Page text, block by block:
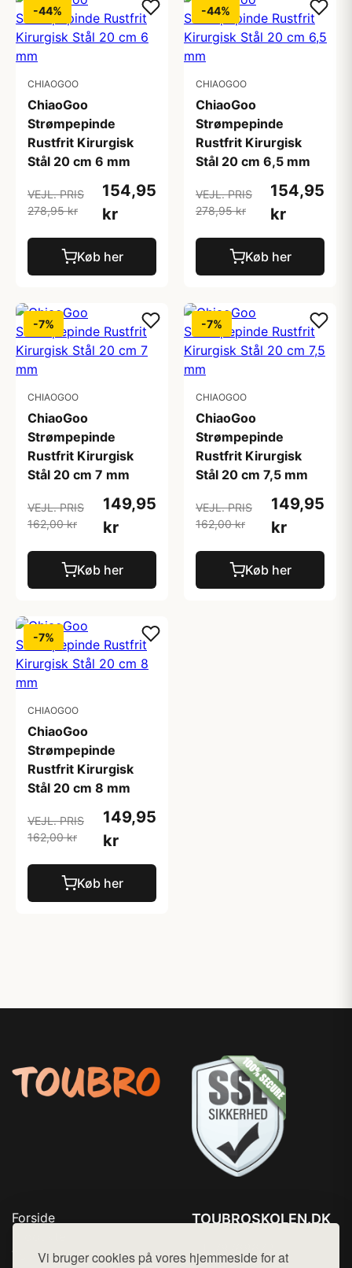
Vi bruger cookies på vores hjemmeside for at
-44%
CHIAOGOO
ChiaoGoo
Strømpepinde
Rustfrit Kirurgisk
Stål 20 cm 6 mm
VEJL. PRIS
278,95 kr
154,95
kr
Køb her
-44%
CHIAOGOO
ChiaoGoo
Strømpepinde
Rustfrit Kirurgisk
Stål 20 cm 6,5 mm
VEJL. PRIS
278,95 kr
154,95
kr
Køb her
-7%
CHIAOGOO
ChiaoGoo
Strømpepinde
Rustfrit Kirurgisk
Stål 20 cm 7 mm
VEJL. PRIS
162,00 kr
149,95
kr
Køb her
-7%
CHIAOGOO
ChiaoGoo
Strømpepinde
Rustfrit Kirurgisk
Stål 20 cm 7,5 mm
VEJL. PRIS
162,00 kr
149,95
kr
Køb her
-7%
CHIAOGOO
ChiaoGoo
Strømpepinde
Rustfrit Kirurgisk
Stål 20 cm 8 mm
VEJL. PRIS
162,00 kr
149,95
kr
Køb her
Forside
Top Rabatter
TOUBROSKOLEN.DK